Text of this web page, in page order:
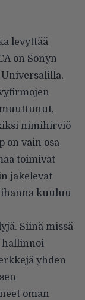
levyttää
on Sonyn
muuttunut,
nimihirviö
on vain osa
toimivat
jakelevat
kuuluu
Siinä missä
hallinnoi
yhden
oman